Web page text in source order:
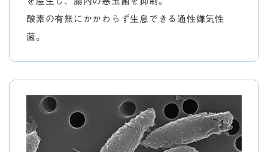
酸素の有無にかかわらず生息できる通性嫌気性
菌。